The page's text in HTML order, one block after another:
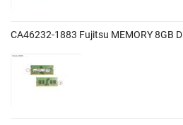
CA46232-1883 Fujitsu MEMORY 8GB